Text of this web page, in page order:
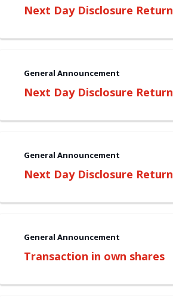
Next Day Disclosure Return
General Announcement
Next Day Disclosure Return
General Announcement
Next Day Disclosure Return
General Announcement
Transaction in own shares